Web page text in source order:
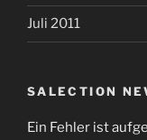
Juli 2011
SALECTION
Ein Fehler ist